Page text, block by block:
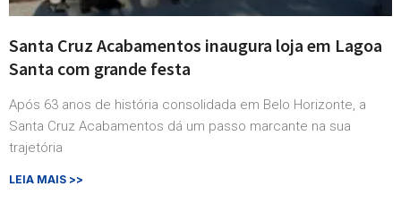
Santa Cruz Acabamentos inaugura loja em Lagoa
Santa com grande festa
Após 63 anos de história consolidada em Belo Horizonte, a
Santa Cruz Acabamentos dá um passo marcante na sua
trajetória
LEIA MAIS >>